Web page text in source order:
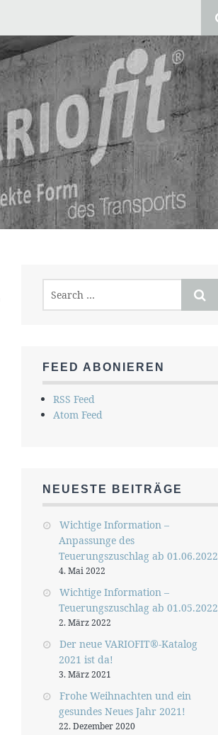
FEED ABONIEREN
RSS Feed
Atom Feed
NEUESTE BEITRÄGE
Wichtige Information –
Anpassunge des
Teuerungszuschlag ab 01.06.2022
4. Mai 2022
Wichtige Information –
Teuerungszuschlag ab 01.05.2022
2. März 2022
Der neue VARIOFIT®-Katalog
2021 ist da!
3. März 2021
Frohe Weihnachten und ein
gesundes Neues Jahr 2021!
22. Dezember 2020